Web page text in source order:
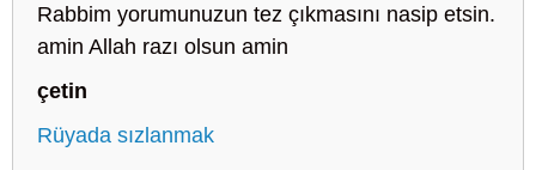
Rabbim yorumunuzun tez çıkmasını nasip etsin.
amin Allah razı olsun amin
çetin
Rüyada sızlanmak